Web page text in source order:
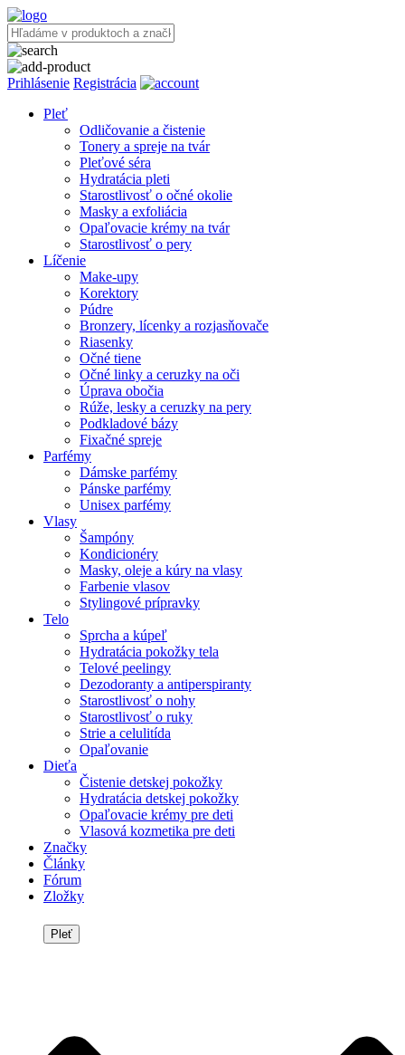
Prihlásenie Registrácia
Pleť
Odličovanie a čistenie
Tonery a spreje na tvár
Pleťové séra
Hydratácia pleti
Starostlivosť o očné okolie
Masky a exfoliácia
Opaľovacie krémy na tvár
Starostlivosť o pery
Líčenie
Make-upy
Korektory
Púdre
Bronzery, lícenky a rozjasňovače
Riasenky
Očné tiene
Očné linky a ceruzky na oči
Úprava obočia
Rúže, lesky a ceruzky na pery
Podkladové bázy
Fixačné spreje
Parfémy
Dámske parfémy
Pánske parfémy
Unisex parfémy
Vlasy
Šampóny
Kondicionéry
Masky, oleje a kúry na vlasy
Farbenie vlasov
Stylingové prípravky
Telo
Sprcha a kúpeľ
Hydratácia pokožky tela
Telové peelingy
Dezodoranty a antiperspiranty
Starostlivosť o nohy
Starostlivosť o ruky
Strie a celulitída
Opaľovanie
Dieťa
Čistenie detskej pokožky
Hydratácia detskej pokožky
Opaľovacie krémy pre deti
Vlasová kozmetika pre deti
Značky
Články
Fórum
Zložky
Pleť